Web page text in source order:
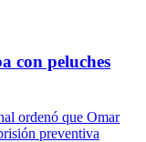
con peluches
ordenó que Omar
preventiva